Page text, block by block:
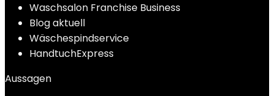
Waschsalon Franchise Business
Blog aktuell
Wäschespindservice
HandtuchExpress
Aussagen